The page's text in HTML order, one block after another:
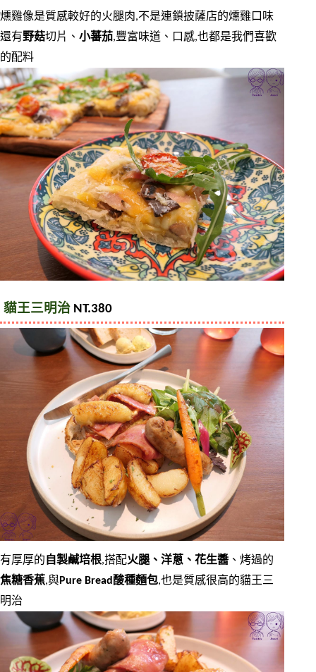
燻雞像是質感較好的火腿肉,不是連鎖披薩店的燻雞口味
還有野菇切片、 小蕃茄,豐富味道、口感,也都是我們喜歡
的配料
貓王三明治 NT.380
有厚厚的 自製鹹培根,搭配火腿、洋蔥、花生醬 、烤過的
焦糖香蕉,與Pure Bread酸種麵包,也是質感很高的貓王三
明治